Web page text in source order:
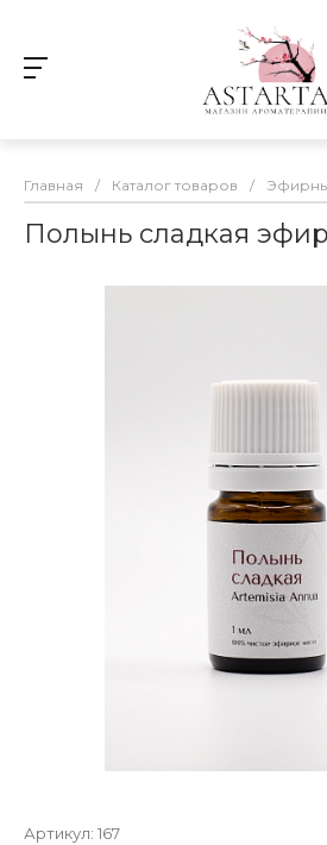
Главная / Каталог товаров /
Полынь сладкая
Артикул: 167